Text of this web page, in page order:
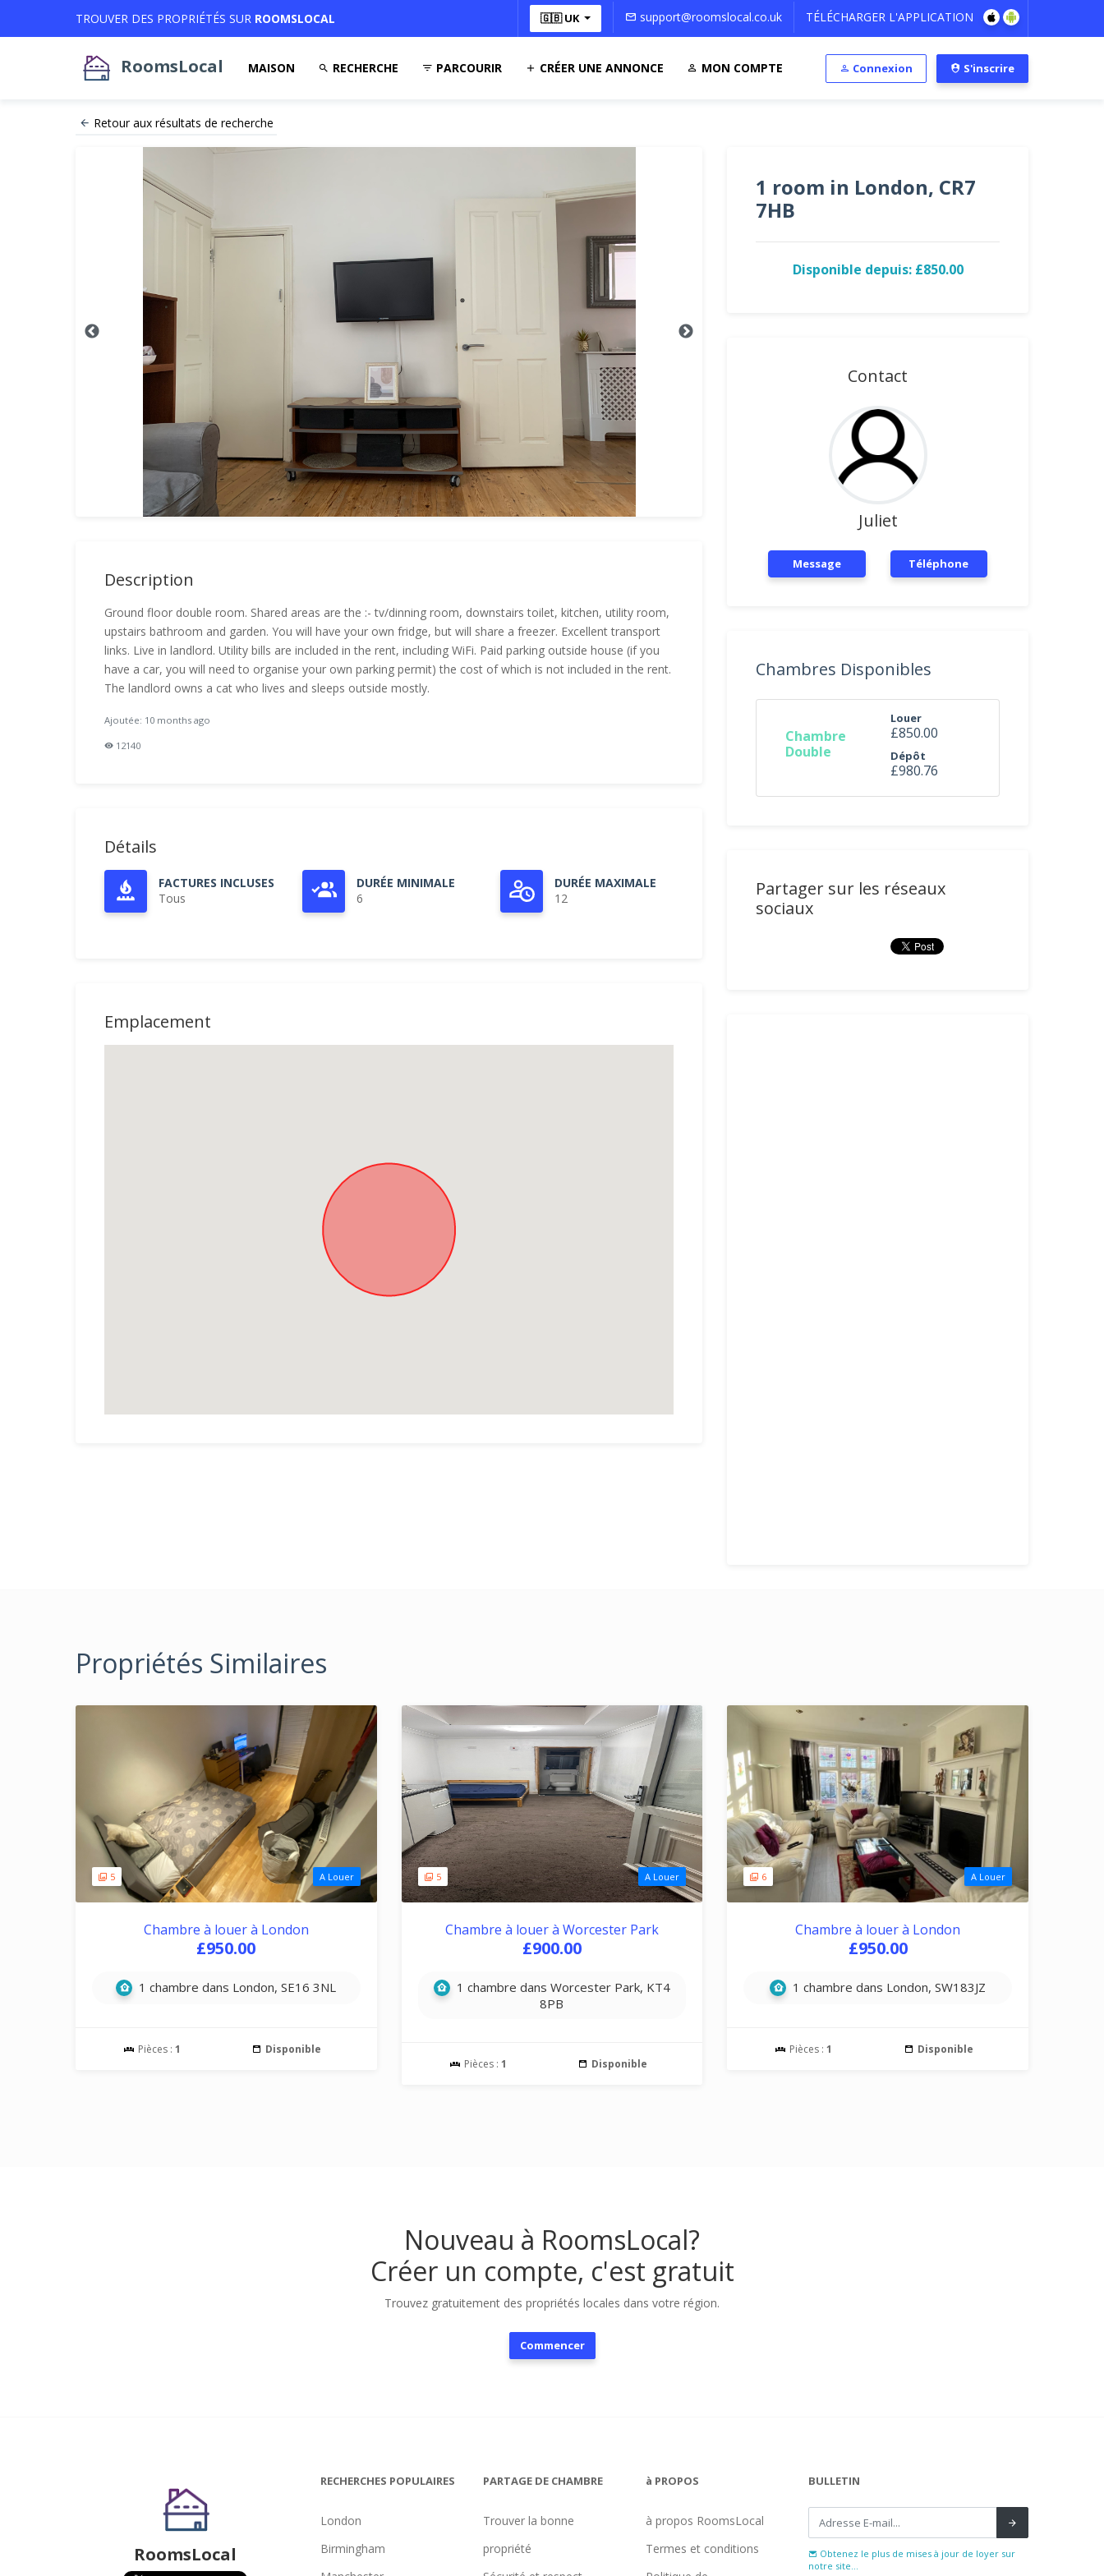
TROUVER DES PROPRIÉTÉS SUR ROOMSLOCAL 🇬🇧 UK support@roomslocal.co.uk TÉLÉCHARGER L'APPLICATION
RoomsLocal MAISON RECHERCHE PARCOURIR CRÉER UNE ANNONCE MON COMPTE Connexion S'inscrire
Retour aux résultats de recherche
Description
Ground floor double room. Shared areas are the :- tv/dinning room, downstairs toilet, kitchen, utility room,
upstairs bathroom and garden. You will have your own fridge, but will share a freezer. Excellent transport
links. Live in landlord. Utility bills are included in the rent, including WiFi. Paid parking outside house (if you
have a car, you will need to organise your own parking permit) the cost of which is not included in the rent.
The landlord owns a cat who lives and sleeps outside mostly.
Ajoutée: 10 months ago
12140
Détails
FACTURES INCLUSES
Tous
DURÉE MINIMALE
6
DURÉE MAXIMALE
12
Emplacement
1 room in London, CR7
7HB
Disponible depuis: £850.00
Contact
Juliet
Message Téléphone
Chambres Disponibles
Chambre
Double
Louer
£850.00
Dépôt
£980.76
Partager sur les réseaux
sociaux
Propriétés Similaires
5 A Louer
Chambre à louer à London
£950.00
1 chambre dans London, SE16 3NL
Pièces :1 Disponible
5 A Louer
Chambre à louer à Worcester Park
£900.00
1 chambre dans Worcester Park, KT4
8PB
Pièces : 1 Disponible
6 A Louer
Chambre à louer à London
£950.00
1 chambre dans London, SW183JZ
Pièces :1 Disponible
Nouveau à RoomsLocal?
Créer un compte, c'est gratuit
Trouvez gratuitement des propriétés locales dans votre région.
Commencer
RoomsLocal
RECHERCHES POPULAIRES
London
Birmingham
PARTAGE DE CHAMBRE
Trouver la bonne
propriété
à PROPOS
à propos RoomsLocal
Termes et conditions
BULLETIN
Obtenez le plus de mises à jour de loyer sur
notre site...